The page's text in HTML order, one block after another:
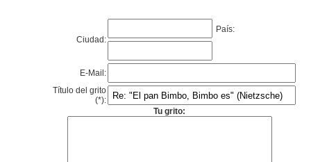
Ciudad:
País:
E-Mail:
Título del grito
(*):
Tu grito: